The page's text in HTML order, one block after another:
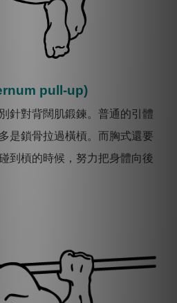
pull-up)
針對背闊肌鍛鍊。普通的引體
是鎖骨拉過橫槓。而胸式還要
到槓的時候，努力把身體向後